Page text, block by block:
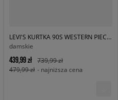
LEVI'S KURTKA 90S WESTERN PIECED TRCKR WORN IN
damskie
439,99 zł
739,99 zł
479,99 zł - najniższa cena